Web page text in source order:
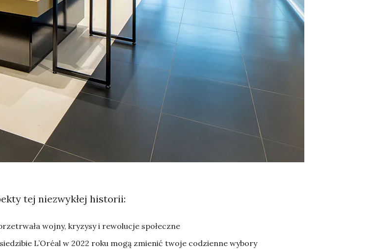
tej niezwykłej historii:
wojny, kryzysy i rewolucje społeczne
L’Oréal w 2022 roku mogą zmienić twoje codzienne wybory